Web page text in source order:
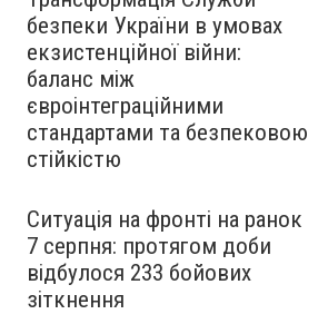
безпеки України в умовах
екзистенційної війни:
баланс між
євроінтеграційними
стандартами та безпековою
стійкістю
Ситуація на фронті на ранок
7 серпня: протягом доби
відбулося 233 бойових
зіткнення